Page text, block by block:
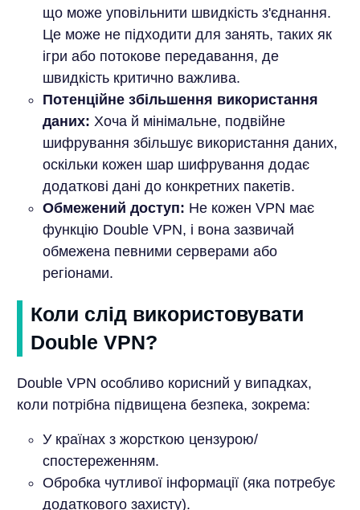
що може уповільнити швидкість з'єднання.
Це може не підходити для занять, таких як
ігри або потокове передавання, де
швидкість критично важлива.
Потенційне збільшення використання
даних: Хоча й мінімальне, подвійне
шифрування збільшує використання даних,
оскільки кожен шар шифрування додає
додаткові дані до конкретних пакетів.
Обмежений доступ: Не кожен VPN має
функцію Double VPN, і вона зазвичай
обмежена певними серверами або
регіонами.
Коли слід використовувати
Double VPN?
Double VPN особливо корисний у випадках,
коли потрібна підвищена безпека, зокрема:
У країнах з жорсткою цензурою/
спостереженням.
Обробка чутливої інформації (яка потребує
додаткового захисту).